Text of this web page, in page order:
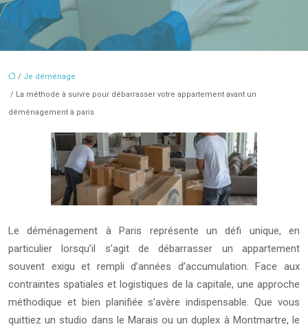
/ Je déménage
/ La méthode à suivre pour débarrasser votre appartement avant un
déménagement à paris
Le déménagement à Paris représente un défi unique, en
particulier lorsqu’il s’agit de débarrasser un appartement
souvent exigu et rempli d’années d’accumulation. Face aux
contraintes spatiales et logistiques de la capitale, une approche
méthodique et bien planifiée s’avère indispensable. Que vous
quittiez un studio dans le Marais ou un duplex à Montmartre, le